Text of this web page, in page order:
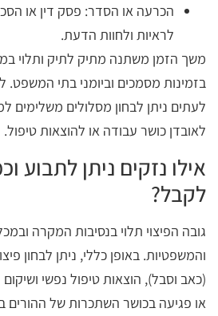
הכרעה או הסדר: פסק דין או
לראיות ולחוות הדעת.
משך הזמן משתנה מתיק לתיק ותלוי
בזמינות מסמכים וביומני בתי המשפט.
לעתים ניתן לבחון מסלולים משלימים
לאובדן כושר עבודה או להוצאות טיפול.
אילו נזקים ניתן לתבוע
לקבל?
גובה הפיצוי תלוי בנסיבות המקרה
והמשפטיות. באופן כללי, ניתן לבחון
(כאב וסבל), הוצאות טיפול נפשי
או פגיעה בכושר השתכרות של